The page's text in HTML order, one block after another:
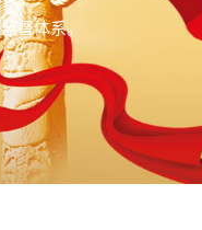
年9月由原广元市
元市天然气有限责任公司召开2026
...[详情]
服务中心
让每一个顾客满意是我们一切
规 专题报道
党课视频
两个责任
视频中心
督体系。